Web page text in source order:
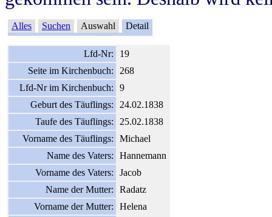
Alles Suchen Auswahl Detail
Lfd-Nr:
19
Seite im Kirchenbuch:
268
Lfd-Nr im Kirchenbuch:
9
Geburt des Täuflings:
24.02.1838
Taufe des Täuflings:
25.02.1838
Vorname des Täuflings:
Michael
Name des Vaters:
Hannemann
Vorname des Vaters:
Jacob
Name der Mutter:
Radatz
Vorname der Mutter:
Helena